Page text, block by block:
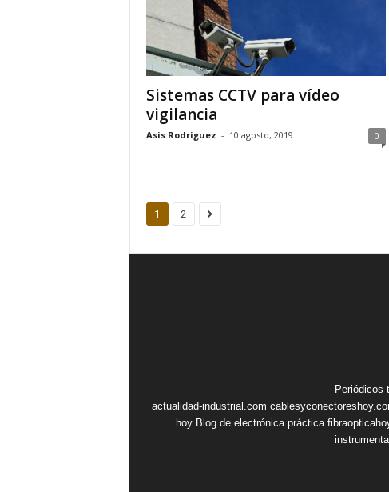
Sistemas CCTV para vídeo
vigilancia
Asis Rodriguez - 10 agosto, 2019 0
1 2
Periódicos
actualidad-industrial.com
hoy Blog de electrónica práctica